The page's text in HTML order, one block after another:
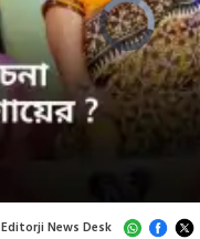
Editorji News Desk
Video
Player
is
loading.